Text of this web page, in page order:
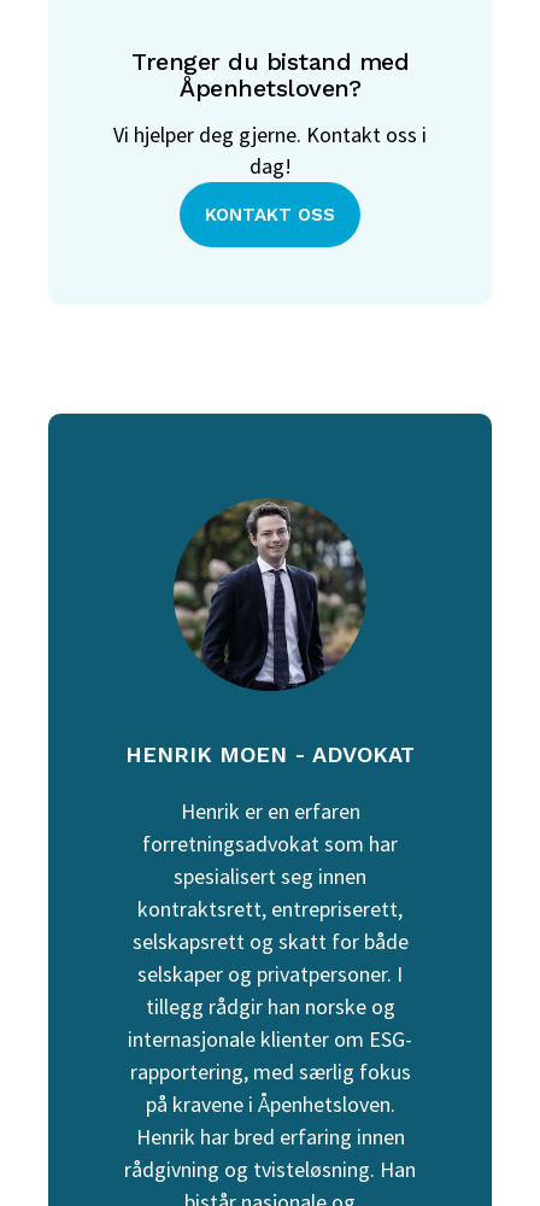
Trenger du bistand med
Åpenhetsloven?
Vi hjelper deg gjerne. Kontakt oss i
dag!
KONTAKT OSS
HENRIK MOEN - ADVOKAT
Henrik er en erfaren
forretningsadvokat som har
spesialisert seg innen
kontraktsrett, entrepriserett,
selskapsrett og skatt for både
selskaper og privatpersoner. I
tillegg rådgir han norske og
internasjonale klienter om ESG-
rapportering, med særlig fokus
på kravene i Åpenhetsloven.
Henrik har bred erfaring innen
rådgivning og tvisteløsning. Han